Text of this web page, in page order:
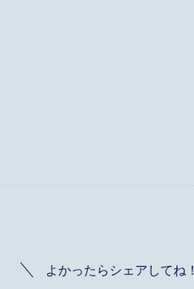
よかったらシェアしてね！